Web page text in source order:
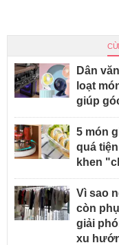
Dân
loạt
giúp
5 món
quá
khen
Vì sao
còn
giải
xu